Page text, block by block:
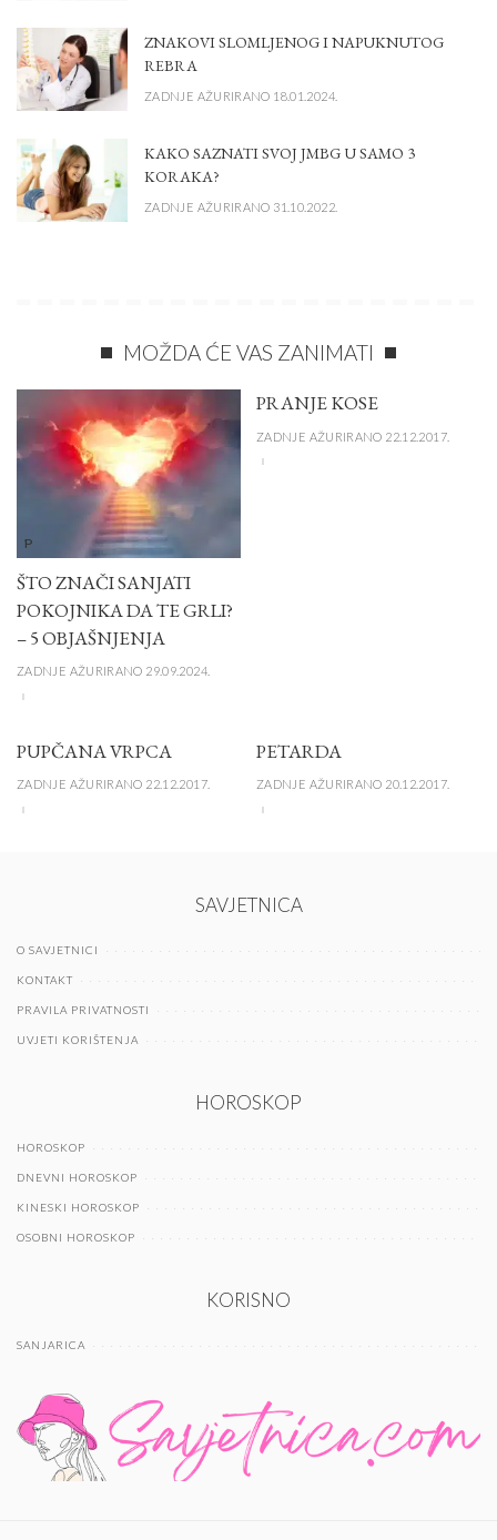
ZNAKOVI SLOMLJENOG I NAPUKNUTOG
REBRA
ZADNJE AŽURIRANO 18.01.2024.
KAKO SAZNATI SVOJ JMBG U SAMO 3
KORAKA?
ZADNJE AŽURIRANO 31.10.2022.
MOŽDA ĆE VAS ZANIMATI
P
ŠTO ZNAČI SANJATI
POKOJNIKA DA TE GRLI?
– 5 OBJAŠNJENJA
ZADNJE AŽURIRANO 29.09.2024.
PRANJE KOSE
ZADNJE AŽURIRANO 22.12.2017.
PUPČANA VRPCA
ZADNJE AŽURIRANO 22.12.2017.
PETARDA
ZADNJE AŽURIRANO 20.12.2017.
SAVJETNICA
O SAVJETNICI
KONTAKT
PRAVILA PRIVATNOSTI
UVJETI KORIŠTENJA
HOROSKOP
HOROSKOP
DNEVNI HOROSKOP
KINESKI HOROSKOP
OSOBNI HOROSKOP
KORISNO
SANJARICA